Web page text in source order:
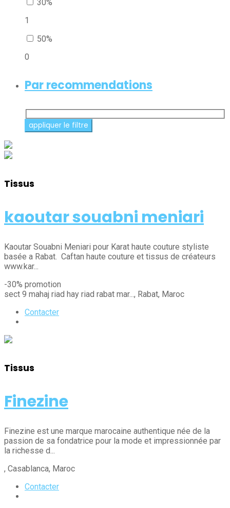
30%
1
50%
0
Par recommendations
Tissus
kaoutar souabni meniari
Kaoutar Souabni Meniari pour Karat haute couture styliste
basée a Rabat. Caftan haute couture et tissus de créateurs
www.kar...
-30% promotion
sect 9 mahaj riad hay riad rabat mar..., Rabat, Maroc
Contacter
Tissus
Finezine
Finezine est une marque marocaine authentique née de la
passion de sa fondatrice pour la mode et impressionnée par
la richesse d...
, Casablanca, Maroc
Contacter